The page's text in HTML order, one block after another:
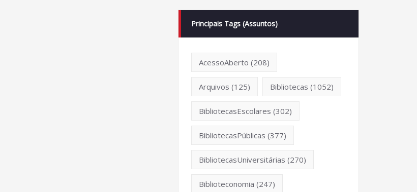
Principais Tags (Assuntos)
AcessoAberto (208)
Arquivos (125) Bibliotecas (1052)
BibliotecasEscolares (302)
BibliotecasPúblicas (377)
BibliotecasUniversitárias (270)
Biblioteconomia (247)